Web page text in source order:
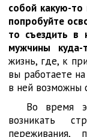
собой какую-то
попробуйте
то съездить в
мужчины куда-
жизнь, где, к
вы работаете
в ней возможны
Во время
возникать
переживания,